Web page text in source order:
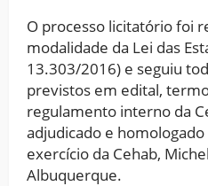
O processo licitatório foi
modalidade da Lei das
13.303/2016) e seguiu
previstos em edital,
regulamento interno da
adjudicado e
exercício da Cehab,
Albuquerque.